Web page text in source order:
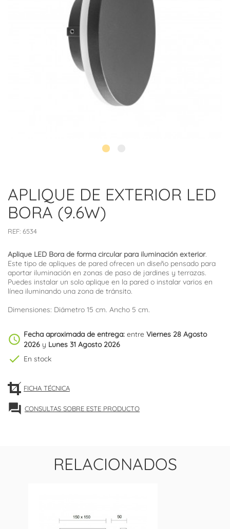
APLIQUE DE EXTERIOR LED
BORA (9.6W)
REF: 6534
Aplique LED Bora de forma circular para iluminación exterior.
Este tipo de apliques de pared ofrecen un diseño pensado para
aportar iluminación en zonas de paso de jardines y terrazas.
Puedes instalar un solo aplique en la pared o instalar varios en
línea iluminando una zona de tránsito.
Dimensiones: Diámetro 15 cm. Ancho 5 cm.
schedule Fecha aproximada de entrega: entre Viernes 28 Agosto
2026 y Lunes 31 Agosto 2026
check En stock
FICHA TÉCNICA
forum CONSULTAS SOBRE ESTE PRODUCTO
RELACIONADOS